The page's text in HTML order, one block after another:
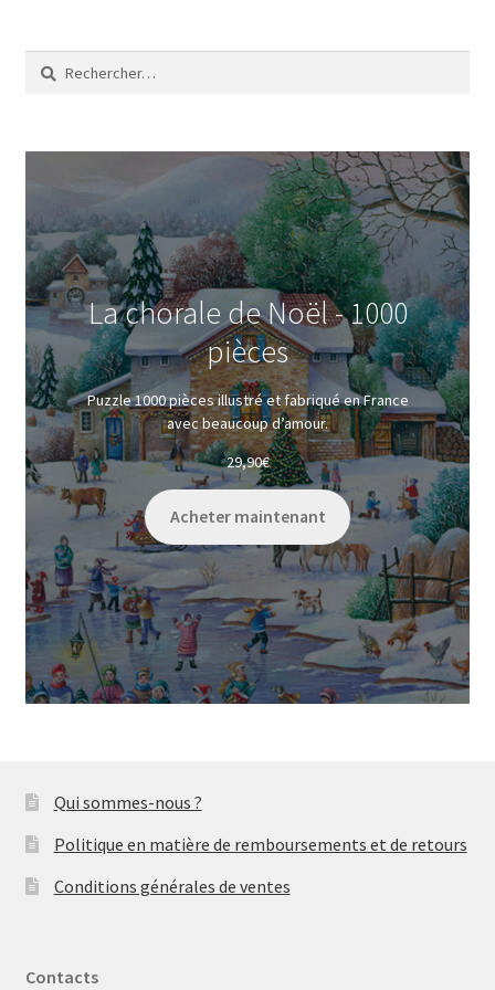
Rechercher :
La chorale de Noël - 1000
pièces
Puzzle 1000 pièces illustré et fabriqué en France
avec beaucoup d’amour.
29,90€
Acheter maintenant
Qui sommes-nous ?
Politique en matière de remboursements et de retours
Conditions générales de ventes
Contacts